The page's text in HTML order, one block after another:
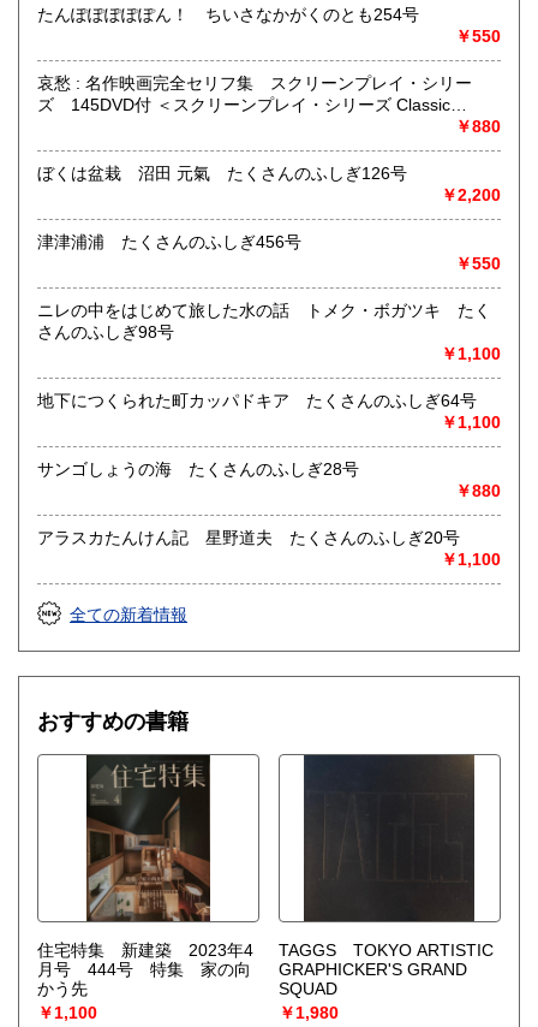
哲学宗教、美術工芸、趣味、サブカルチャー、古書一般（そ
の他）
たんぽぽぽぽぽん！ ちいさなかがくのとも254号
￥550
哀愁 : 名作映画完全セリフ集 スクリーンプレイ・シリー
ズ 145DVD付 ＜スクリーンプレイ・シリーズ Classic
中村真理, 曽根田純子, 曽根田憲三 訳 ; 曽根田憲三 監修 ; 曽根
田憲三 語句解説）
￥880
ぼくは盆栽 沼田 元氣 たくさんのふしぎ126号
￥2,200
津津浦浦 たくさんのふしぎ456号
￥550
ニレの中をはじめて旅した水の話 トメク・ボガツキ たく
さんのふしぎ98号
￥1,100
地下につくられた町カッパドキア たくさんのふしぎ64号
￥1,100
サンゴしょうの海 たくさんのふしぎ28号
￥880
アラスカたんけん記 星野道夫 たくさんのふしぎ20号
￥1,100
全ての新着情報
おすすめの書籍
住宅特集 新建築 2023年4
月号 444号 特集 家の向
かう先
￥1,100
TAGGS TOKYO ARTISTIC
GRAPHICKER'S GRAND
SQUAD
￥1,980